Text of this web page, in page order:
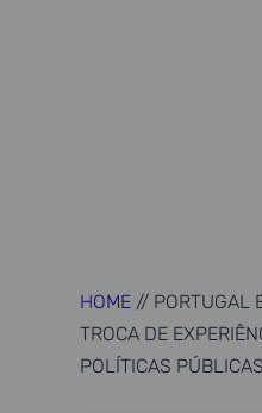
HOME // PORTUGAL
TROCA DE
POLÍTICAS PÚBLICAS